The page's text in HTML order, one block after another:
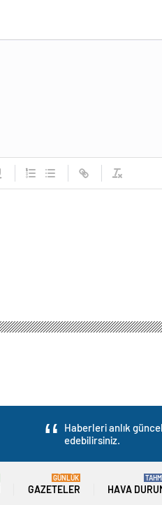
Haberleri anlık
edebilirsiniz.
GAZETELER
GÜNLÜK
HAVA